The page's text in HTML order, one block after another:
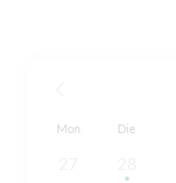
Mon Die